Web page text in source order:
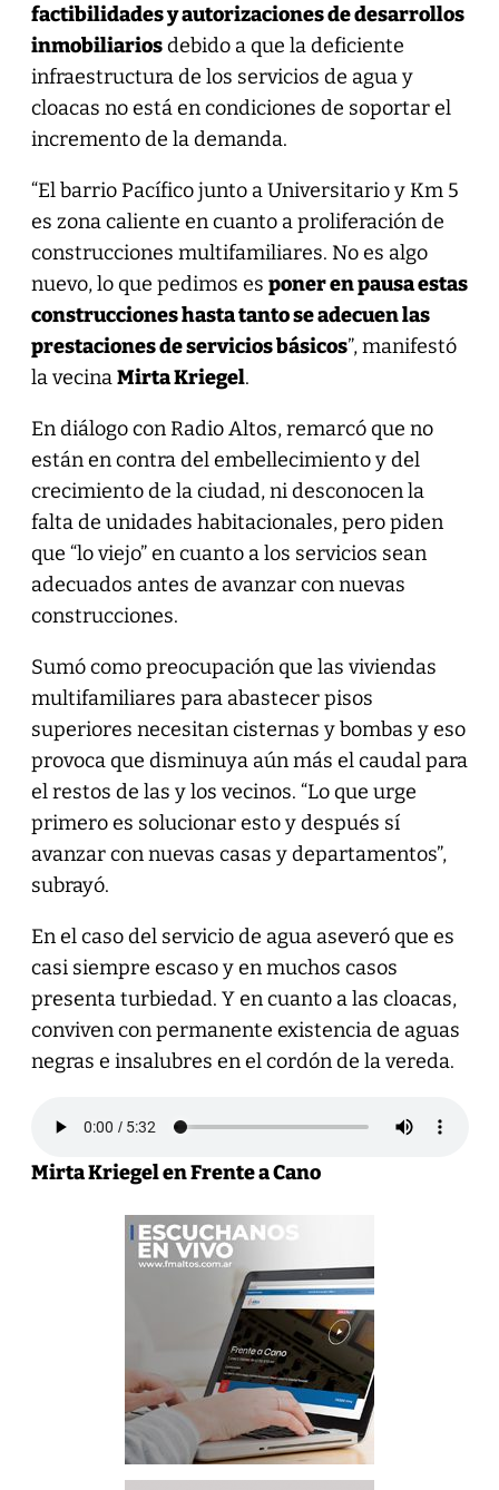
factibilidades y autorizaciones de desarrollos
inmobiliariosdebido a que la deficiente
infraestructura de los servicios de agua y
cloacas no está en condiciones de soportar el
incremento de la demanda.
“El barrio Pacífico junto a Universitario y Km 5
es zona caliente en cuanto a proliferación de
construcciones multifamiliares. No es algo
nuevo, lo que pedimos es poner en pausa estas
construcciones hasta tanto se adecuen las
prestaciones de servicios básicos”, manifestó
la vecinaMirta Kriegel.
En diálogo con Radio Altos, remarcó que no
están en contra del embellecimiento y del
crecimiento de la ciudad, ni desconocen la
falta de unidades habitacionales, pero piden
que “lo viejo” en cuanto a los servicios sean
adecuados antes de avanzar con nuevas
construcciones.
Sumó como preocupación que las viviendas
multifamiliares para abastecer pisos
superiores necesitan cisternas y bombas y eso
provoca que disminuya aún más el caudal para
el restos de las y los vecinos. “Lo que urge
primero es solucionar esto y después sí
avanzar con nuevas casas y departamentos”,
subrayó.
En el caso del servicio de agua aseveró que es
casi siempre escaso y en muchos casos
presenta turbiedad. Y en cuanto a las cloacas,
conviven con permanente existencia de aguas
negras e insalubres en el cordón de la vereda.
Mirta Kriegel en Frente a Cano